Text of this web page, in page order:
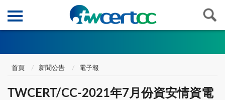
首頁 新聞公告 電子報
TWCERT/CC-2021年7月份資安情資電